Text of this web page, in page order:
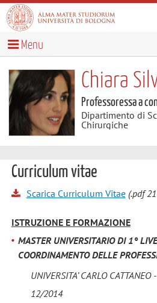
Menu
Chiara
Professoressa a
Dipartimento di
Chirurgiche
Curriculum vitae
Scarica Curriculum Vitae(.pdf
ISTRUZIONE E FORMAZIONE
MASTER UNIVERSITARIO DI 1°
COORDINAMENTO DELLE
UNIVERSITA’ CARLO CATTANEO
12/2014